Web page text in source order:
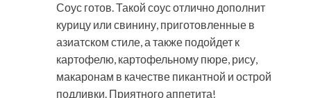
Соус готов. Такой соус отлично дополнит
курицу или свинину, приготовленные в
азиатском стиле, а также подойдет к
картофелю, картофельному пюре, рису,
макаронам в качестве пикантной и острой
подливки. Приятного аппетита!